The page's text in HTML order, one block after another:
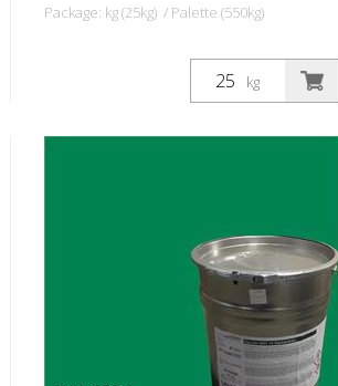
Package: kg (25kg) / Palette (550kg)
A STRAMAT útburkolati festékeket
elsősorban aszfalt- vagy
betonfelületeken használják, szegély-
és középvonalak, parkolóhelyek,
kg